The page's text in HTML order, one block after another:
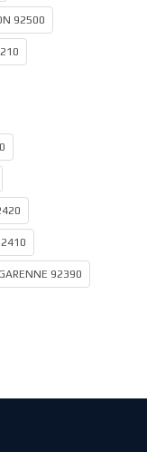
92500
92390